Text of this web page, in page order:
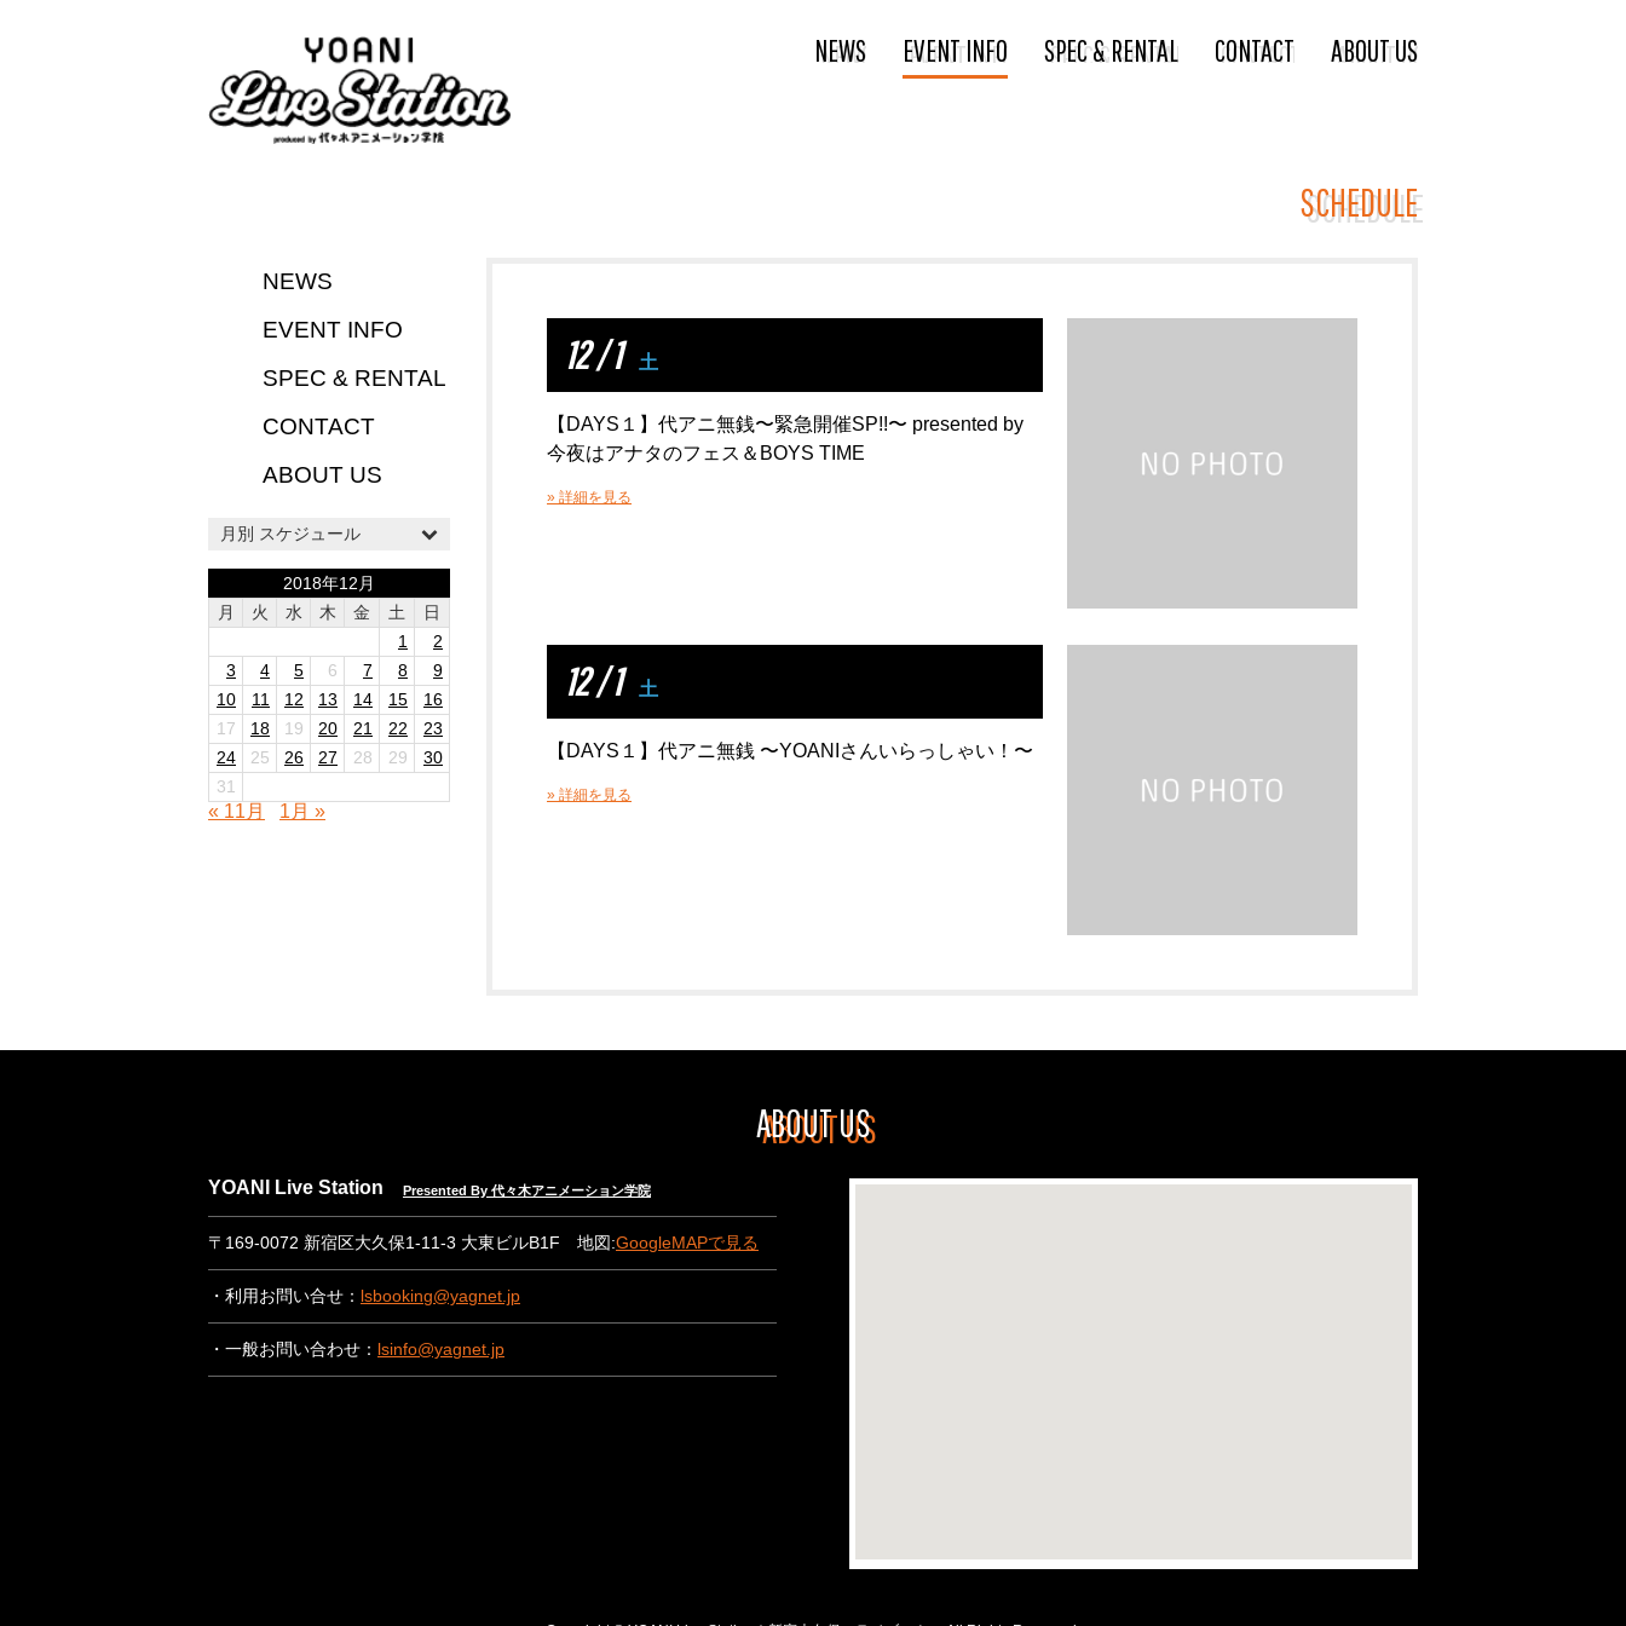
NEWS EVENT INFO SPEC & RENTAL CONTACT ABOUT US
SCHEDULE
NEWS
EVENT INFO
SPEC & RENTAL
CONTACT
ABOUT US
月別 スケジュール
2018年12月
月
火 水 木 金 土
日
1
2
3
4 5 6 7 8
9
10
11 12 13 14 15
16
17
18 19 20 21 22
23
24
25 26 27 28 29
30
31
« 11月 1月 »
12 / 1 土
【DAYS１】代アニ無銭〜緊急開催SP!!〜 presented by
今夜はアナタのフェス＆BOYS TIME
» 詳細を見る
12 / 1 土
【DAYS１】代アニ無銭 〜YOANIさんいらっしゃい！〜
» 詳細を見る
ABOUT US
YOANI Live Station Presented By 代々木アニメーション学院
〒169-0072 新宿区大久保1-11-3 大東ビルB1F 地図:GoogleMAPで見る
・利用お問い合せ： lsbooking@yagnet.jp
・一般お問い合わせ： lsinfo@yagnet.jp